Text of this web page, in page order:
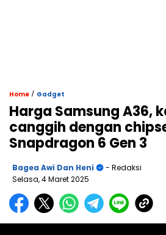
Home / Gadget
Harga Samsung A36,
canggih dengan
Snapdragon 6 Gen 3
Bagea Awi Dan Heni
- Redaksi
Selasa, 4 Maret 2025